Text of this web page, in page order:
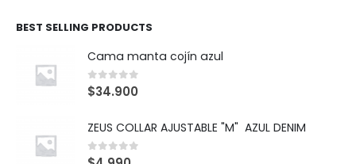
BEST SELLING PRODUCTS
Cama manta cojín azul
0out of 5
$34.900
ZEUS COLLAR AJUSTABLE "M" AZUL DENIM
0 out of 5